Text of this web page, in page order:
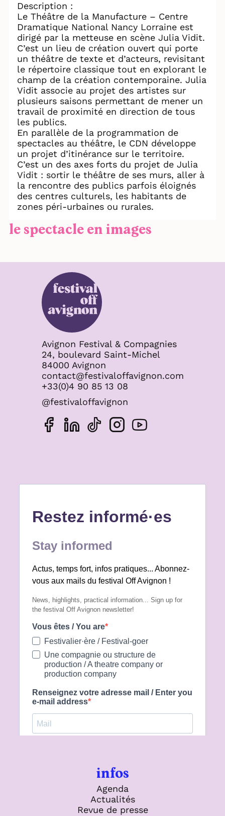
Description :
Le Théâtre de la Manufacture – Centre
Dramatique National Nancy Lorraine est
dirigé par la metteuse en scène Julia Vidit.
C’est un lieu de création ouvert qui porte
un théâtre de texte et d’acteurs, revisitant
le répertoire classique tout en explorant le
champ de la création contemporaine. Julia
Vidit associe au projet des artistes sur
plusieurs saisons permettant de mener un
travail de proximité en direction de tous
les publics.
En parallèle de la programmation de
spectacles au théâtre, le CDN développe
un projet d’itinérance sur le territoire.
C’est un des axes forts du projet de Julia
Vidit : sortir le théâtre de ses murs, aller à
la rencontre des publics parfois éloignés
des centres culturels, les habitants de
zones péri-urbaines ou rurales.
le spectacle en images
Avignon Festival & Compagnies
24, boulevard Saint-Michel
84000 Avignon
contact@festivaloffavignon.com
+33(0)4 90 85 13 08
@festivaloffavignon
infos
Agenda
Actualités
Revue de presse